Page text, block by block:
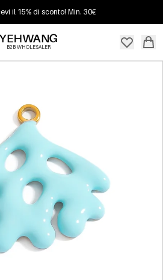
il 15% di sconto! Min. 30€
B2B WHOLESALER